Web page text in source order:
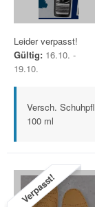
Leider verpasst!
Gültig: 16.10. -
19.10.
Versch.
100 ml
Verpasst!